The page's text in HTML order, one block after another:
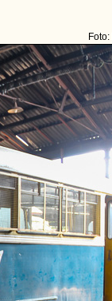
Foto: